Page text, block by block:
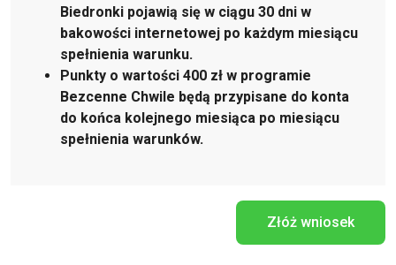
Biedronki pojawią się w ciągu 30 dni w
bakowości internetowej po każdym miesiącu
spełnienia warunku.
Punkty o wartości 400 zł w programie
Bezcenne Chwile będą przypisane do konta
do końca kolejnego miesiąca po miesiącu
spełnienia warunków.
Złóż wniosek